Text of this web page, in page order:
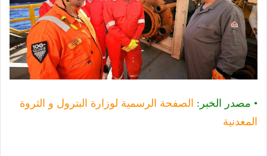
• مصدر الخبر: الصفحة الرسمية لوزارة البترول و الثروة
المعدنية